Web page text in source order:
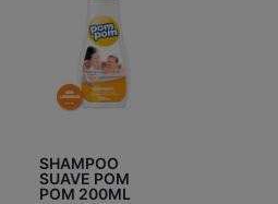
SHAMPOO
SUAVE POM
POM 200ML